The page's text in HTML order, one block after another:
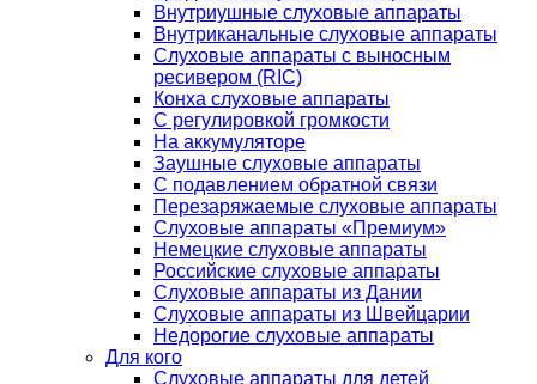
Внутриушные слуховые аппараты
Внутриканальные слуховые аппараты
Слуховые аппараты с выносным
ресивером (RIC)
Конха слуховые аппараты
С регулировкой громкости
На аккумуляторе
Заушные слуховые аппараты
C подавлением обратной связи
Перезаряжаемые слуховые аппараты
Слуховые аппараты «Премиум»
Немецкие слуховые аппараты
Российские слуховые аппараты
Слуховые аппараты из Дании
Слуховые аппараты из Швейцарии
Недорогие слуховые аппараты
Для кого
Слуховые аппараты для детей